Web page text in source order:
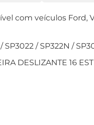
com veículos Ford,
SP3022 / SP322N /
DESLIZANTE 16